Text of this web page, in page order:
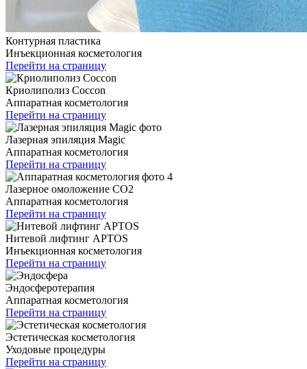
Контурная пластика
Инъекционная косметология
Перейти на страницу
Криолиполиз Coccon
Аппаратная косметология
Перейти на страницу
Лазерная эпиляция Magic
Аппаратная косметология
Перейти на страницу
Лазерное омоложение CO2
Аппаратная косметология
Перейти на страницу
Нитевой лифтинг APTOS
Инъекционная косметология
Перейти на страницу
Эндосферотерапия
Аппаратная косметология
Перейти на страницу
Эстетическая косметология
Уходовые процедуры
Перейти на страницу